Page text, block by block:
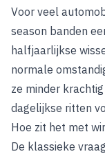
Voor veel
season banden
halfjaarlijkse
normale
ze minder
dagelijkse ritten
Hoe zit het met
De klassieke